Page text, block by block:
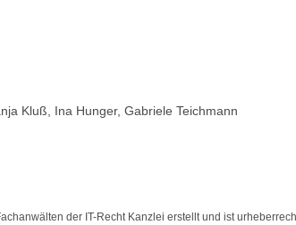
Kluß, Ina Hunger, Gabriele Teichmann
der IT-Recht Kanzlei erstellt und ist